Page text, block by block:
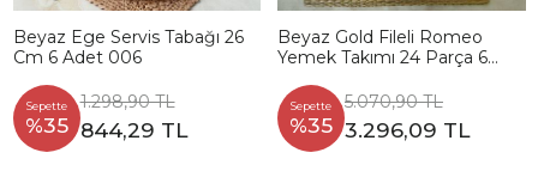
Beyaz Ege Servis Tabağı 26
Cm 6 Adet 006
Sepette
%35
1.298,90 TL
844,29 TL
Beyaz Gold Fileli Romeo
Yemek Takımı 24 Parça 6
Sepette
%35
5.070,90 TL
3.296,09 TL